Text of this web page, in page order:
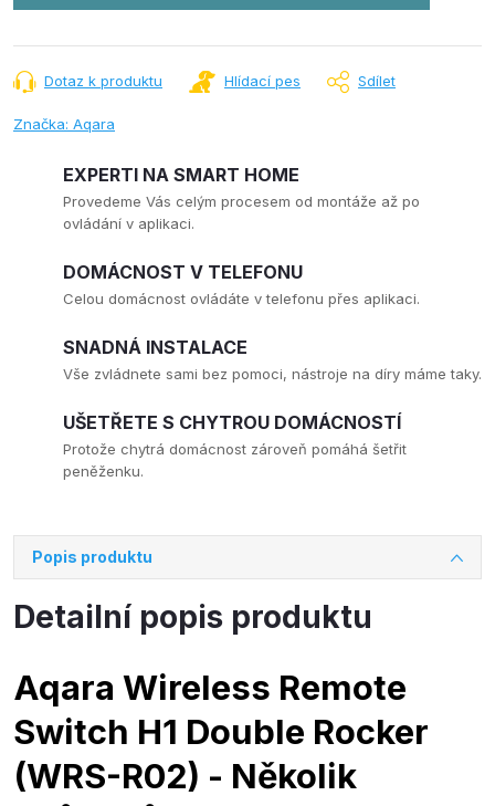
Dotaz k produktu Hlídací pes Sdílet
Značka: Aqara
EXPERTI NA SMART HOME
Provedeme Vás celým procesem od montáže až po
ovládání v aplikaci.
DOMÁCNOST V TELEFONU
Celou domácnost ovládáte v telefonu přes aplikaci.
SNADNÁ INSTALACE
Vše zvládnete sami bez pomoci, nástroje na díry máme taky.
UŠETŘETE S CHYTROU DOMÁCNOSTÍ
Protože chytrá domácnost zároveň pomáhá šetřit
peněženku.
Popis produktu
Detailní popis produktu
Aqara Wireless Remote
Switch H1 Double Rocker
(WRS-R02) - Několik